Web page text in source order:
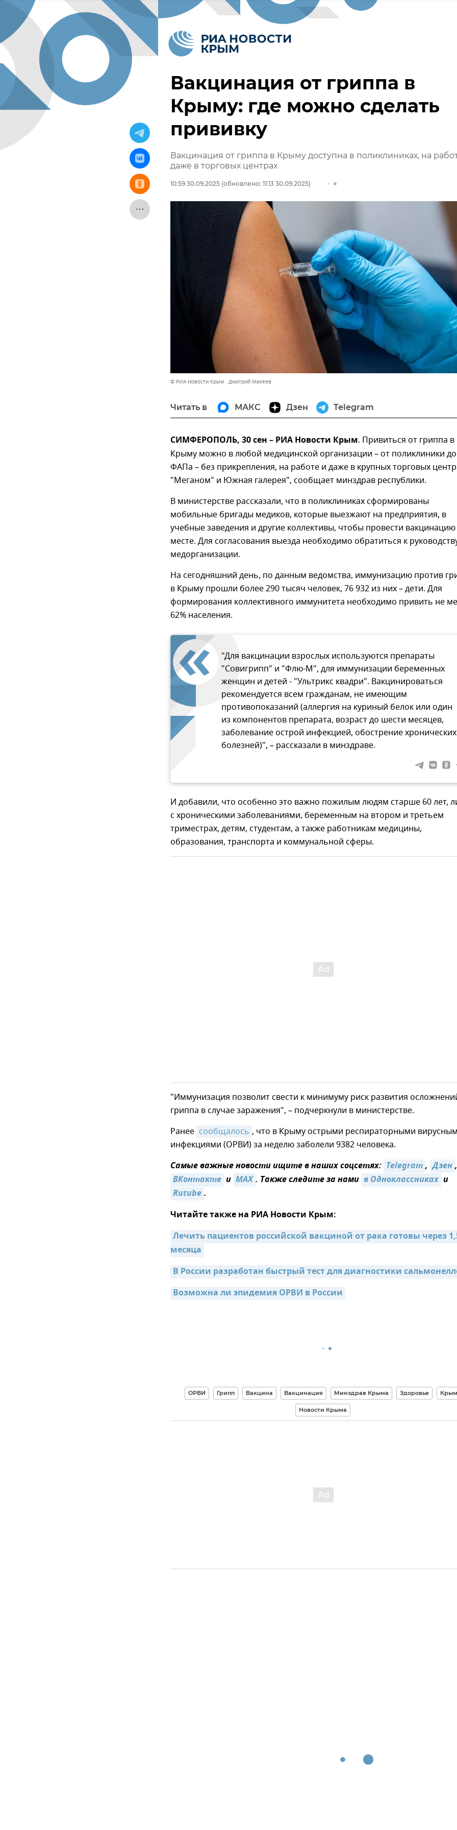
Вакцинация от гриппа в
Крыму: где можно сделать
прививку
Вакцинация от гриппа в Крыму доступна в поликлиниках, на
даже в торговых центрах
10:59 30.09.2025 (обновлено: 11:13 30.09.2025)
© РИА Новости Крым . Дмитрий Макеев
Читать в МАКС Дзен Telegram
СИМФЕРОПОЛЬ, 30 сен – РИА Новости Крым. Привиться от гриппа в
Крыму можно в любой медицинской организации – от поликлиники до
ФАПа – без прикрепления, на работе и даже в крупных торговых
"Меганом" и Южная галерея", сообщает минздрав республики.
В министерстве рассказали, что в поликлиниках сформированы
мобильные бригады медиков, которые выезжают на предприятия, в
учебные заведения и другие коллективы, чтобы провести
месте. Для согласования выезда необходимо обратиться к
медорганизации.
На сегодняшний день, по данным ведомства, иммунизацию против
в Крыму прошли более 290 тысяч человек, 76 932 из них – дети. Для
формирования коллективного иммунитета необходимо привить не
62% населения.
"Для вакцинации взрослых используются препараты
"Совигрипп" и "Флю-М", для иммунизации беременных
женщин и детей - "Ультрикс квадри". Вакцинироваться
рекомендуется всем гражданам, не имеющим
противопоказаний (аллергия на куриный белок или один
из компонентов препарата, возраст до шести месяцев,
заболевание острой инфекцией, обострение хронических
болезней)", – рассказали в минздраве.
И добавили, что особенно это важно пожилым людям старше 60 лет,
с хроническими заболеваниями, беременным на втором и третьем
триместрах, детям, студентам, а также работникам медицины,
образования, транспорта и коммунальной сферы.
"Иммунизация позволит свести к минимуму риск развития
гриппа в случае заражения", – подчеркнули в министерстве.
Ранее сообщалось , что в Крыму острыми респираторными
инфекциями (ОРВИ) за неделю заболели 9382 человека.
Самые важные новости ищите в наших соцсетях: Telegram, Дзен,
ВКонтакте и MAX. Также следите за нами в Одноклассниках и
Rutube.
Читайте также на РИА Новости Крым:
Лечить пациентов российской вакциной от рака готовы через
месяца
В России разработан быстрый тест для диагностики
Возможна ли эпидемия ОРВИ в России
ОРВИ Грипп Вакцина Вакцинация Минздрав Крыма Здоровье Крым
Новости Крыма